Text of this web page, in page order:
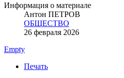
Информация о материале
Антон ПЕТРОВ
ОБЩЕСТВО
26 февраля 2026
Empty
Печать